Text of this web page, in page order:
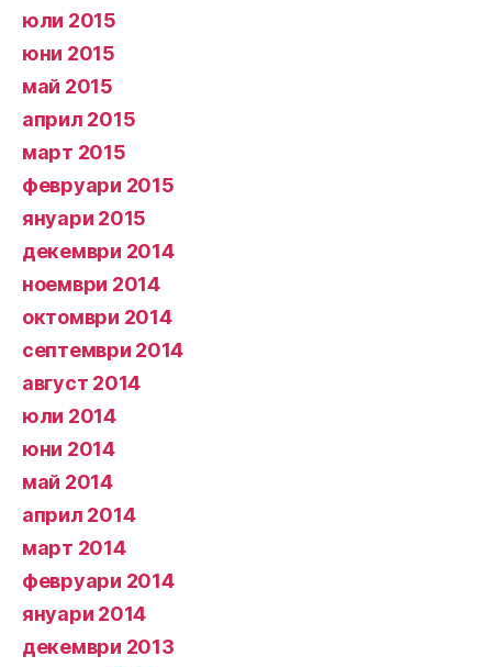
юли 2015
юни 2015
май 2015
април 2015
март 2015
февруари 2015
януари 2015
декември 2014
ноември 2014
октомври 2014
септември 2014
август 2014
юли 2014
юни 2014
май 2014
април 2014
март 2014
февруари 2014
януари 2014
декември 2013